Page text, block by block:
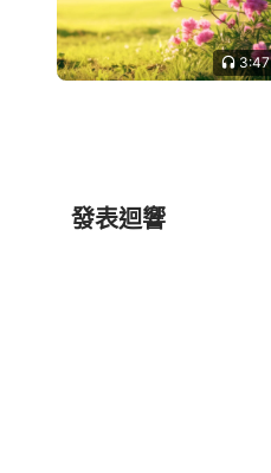
3:47
發表迴響